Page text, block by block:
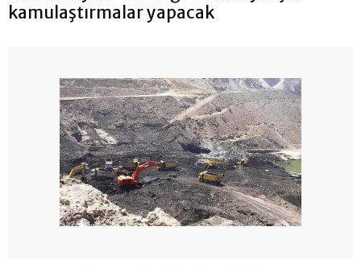
kamulaştırmalar yapacak